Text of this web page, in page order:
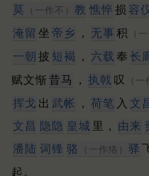
莫
（一作不） 教 憔悴 损 容
淹留 坐 帝乡 ， 无事 积 （
一朝 披 短褐 ， 六载 奉 长
赋文惭 昔马 ， 执戟 叹 （一
挥戈 出 武帐 ， 荷笔 入 文
文昌 隐隐 皇城 里， 由来
潘 陆 词锋 骆 （一作络） 驿
起。